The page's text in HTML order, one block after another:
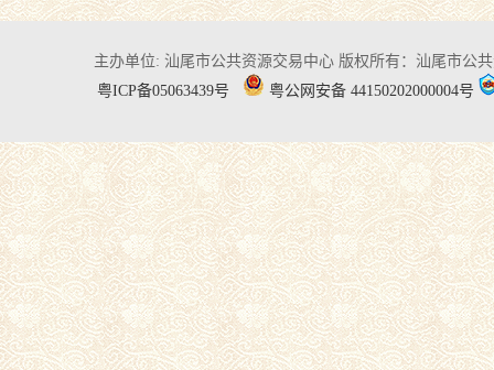
主办单位: 汕尾市公共资源交易中心 版权所有：汕尾市公
粤ICP备05063439号
粤公网安备 44150202000004号